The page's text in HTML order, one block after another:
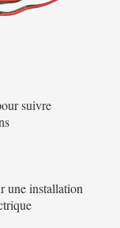
suivre
une installation